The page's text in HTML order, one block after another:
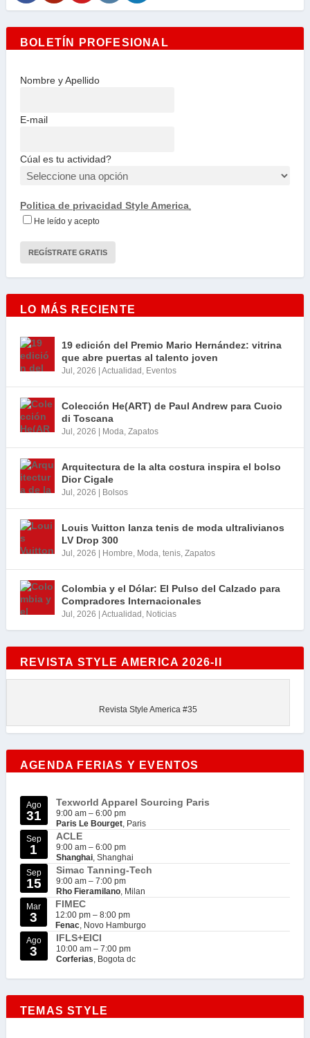
BOLETÍN PROFESIONAL
Nombre y Apellido
E-mail
Cúal es tu actividad?
Politica de privacidad Style America.
He leído y acepto
LO MÁS RECIENTE
19 edición del Premio Mario Hernández: vitrina
que abre puertas al talento joven
Jul, 2026 Actualidad , Eventos
Colección He(ART) de Paul Andrew para Cuoio
di Toscana
Jul, 2026 Moda, Zapatos
Arquitectura de la alta costura inspira el bolso
Dior Cigale
Jul, 2026 Bolsos
Louis Vuitton lanza tenis de moda ultralivianos
LV Drop 300
Jul, 2026 Hombre, Moda, tenis, Zapatos
Colombia y el Dólar: El Pulso del Calzado para
Compradores Internacionales
Jul, 2026 Actualidad , Noticias
REVISTA STYLE AMERICA 2026-II
Revista Style America #35
AGENDA FERIAS Y EVENTOS
Ago
31
Texworld Apparel Sourcing Paris
9:00 am – 6:00 pm
Paris Le Bourget, Paris
Sep
1
ACLE
9:00 am – 6:00 pm
Shanghai, Shanghai
Sep
15
Simac Tanning-Tech
9:00 am – 7:00 pm
Rho Fieramilano, Milan
Mar
3
FIMEC
12:00 pm – 8:00 pm
Fenac, Novo Hamburgo
Ago
3
IFLS+EICI
10:00 am – 7:00 pm
Corferias, Bogota dc
TEMAS STYLE